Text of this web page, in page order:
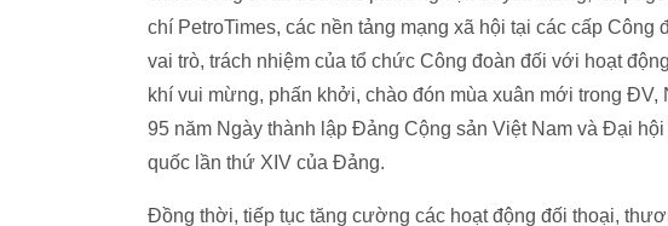
chí PetroTimes, các nền tảng mạng xã hội tại các cấp
vai trò, trách nhiệm của tổ chức Công đoàn đối với hoạt
khí vui mừng, phấn khởi, chào đón mùa xuân mới trong
95 năm Ngày thành lập Đảng Cộng sản Việt Nam và Đại
quốc lần thứ XIV của Đảng.
Đồng thời, tiếp tục tăng cường các hoạt động đối thoại,